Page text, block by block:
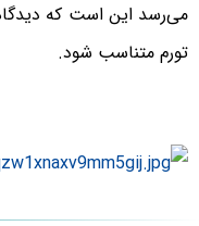
می‌رسد این است که
تورم متناسب شود.